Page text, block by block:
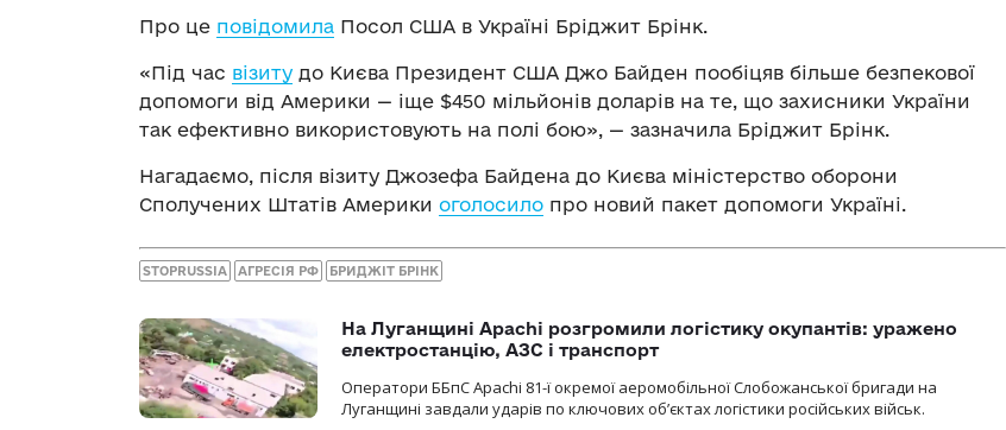
Про це повідомила Посол США в Україні Бріджит Брінк.
«Під час візиту до Києва Президент США Джо Байден пообіцяв більше безпекової
допомоги від Америки — іще $450 мільйонів доларів на те, що захисники України
так ефективно використовують на полі бою», — зазначила Бріджит Брінк.
Нагадаємо, після візиту Джозефа Байдена до Києва міністерство оборони
Сполучених Штатів Америки оголосило про новий пакет допомоги Україні.
STOPRUSSIA АГРЕСІЯ РФ БРИДЖІТ БРІНК
На Луганщині Apachi розгромили логістику окупантів: уражено
електростанцію, АЗС і транспорт
Оператори ББпС Apachi 81-ї окремої аеромобільної Слобожанської бригади на
Луганщині завдали ударів по ключових об’єктах логістики російських військ.